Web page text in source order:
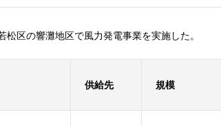
松区の響灘地区で風力発電事業を実施した。
供給先 規模